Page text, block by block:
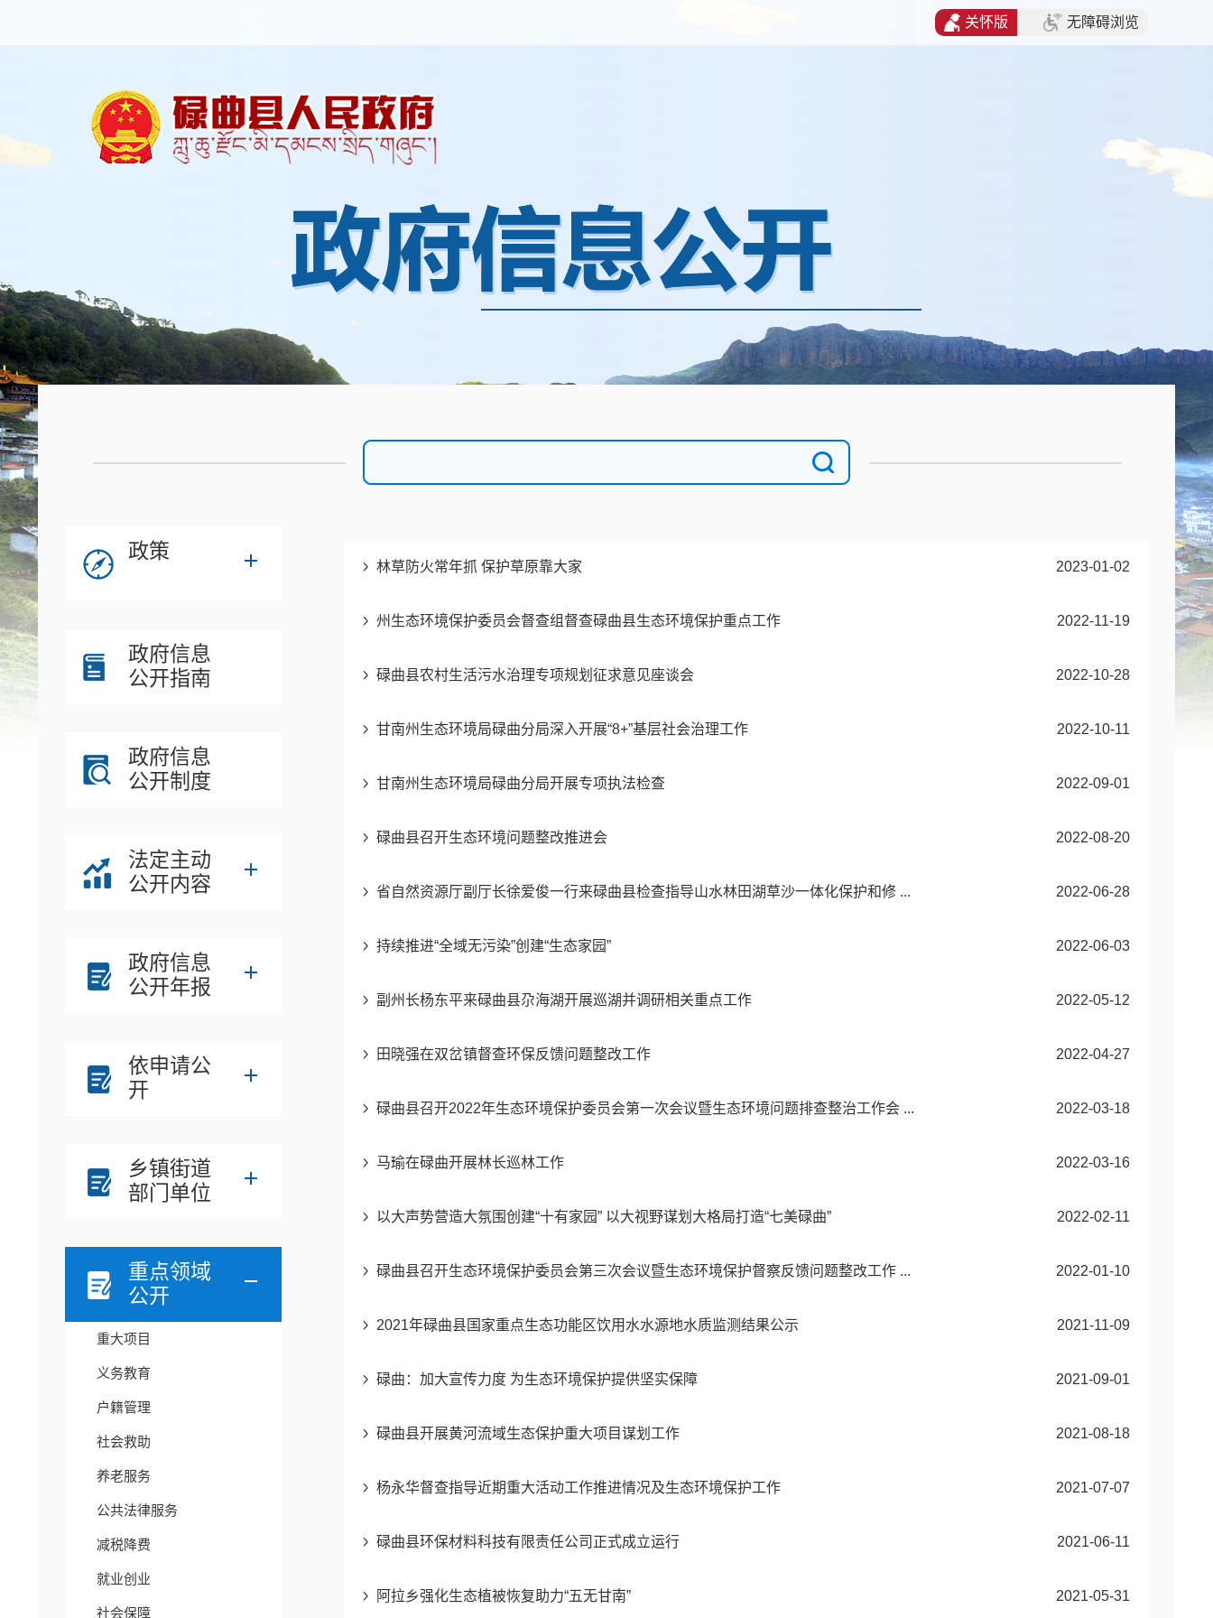
关怀版 无障碍浏览
政策
政府信息
公开指南
政府信息
公开制度
法定主动
公开内容
政府信息
公开年报
依申请公
开
乡镇街道
部门单位
重点领域
公开
重大项目
义务教育
户籍管理
社会救助
养老服务
公共法律服务
减税降费
就业创业
社会保障
2023-01-02
林草防火常年抓 保护草原靠大家
2022-11-19
州生态环境保护委员会督查组督查碌曲县生态环境保护重点工作
2022-10-28
碌曲县农村生活污水治理专项规划征求意见座谈会
2022-10-11
甘南州生态环境局碌曲分局深入开展“8+”基层社会治理工作
2022-09-01
甘南州生态环境局碌曲分局开展专项执法检查
2022-08-20
碌曲县召开生态环境问题整改推进会
2022-06-28
省自然资源厅副厅长徐爱俊一行来碌曲县检查指导山水林田湖草沙一体化保护和修 ...
2022-06-03
持续推进“全域无污染”创建“生态家园”
2022-05-12
副州长杨东平来碌曲县尕海湖开展巡湖并调研相关重点工作
2022-04-27
田晓强在双岔镇督查环保反馈问题整改工作
2022-03-18
碌曲县召开2022年生态环境保护委员会第一次会议暨生态环境问题排查整治工作会 ...
2022-03-16
马瑜在碌曲开展林长巡林工作
2022-02-11
以大声势营造大氛围创建“十有家园” 以大视野谋划大格局打造“七美碌曲”
2022-01-10
碌曲县召开生态环境保护委员会第三次会议暨生态环境保护督察反馈问题整改工作 ...
2021-11-09
2021年碌曲县国家重点生态功能区饮用水水源地水质监测结果公示
2021-09-01
碌曲：加大宣传力度 为生态环境保护提供坚实保障
2021-08-18
碌曲县开展黄河流域生态保护重大项目谋划工作
2021-07-07
杨永华督查指导近期重大活动工作推进情况及生态环境保护工作
2021-06-11
碌曲县环保材料科技有限责任公司正式成立运行
2021-05-31
阿拉乡强化生态植被恢复助力“五无甘南”